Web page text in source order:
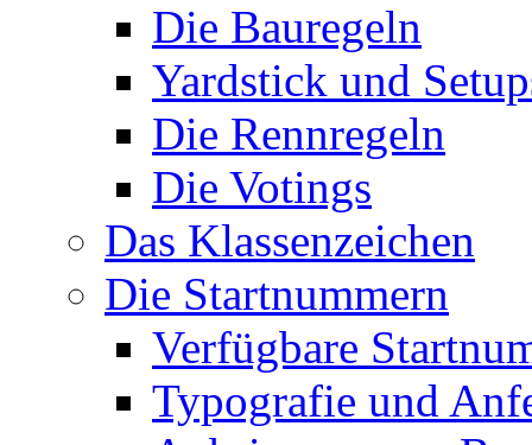
Die Bauregeln
Yardstick und
Die Rennregeln
Die Votings
Das Klassenzeichen
Die Startnummern
Verfügbare
Typografie und